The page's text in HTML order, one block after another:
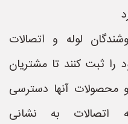
لوله و اتصالات
را ثبت کنند تا مشتریان
و محصولات آنها دسترسی
اتصالات به نشانی